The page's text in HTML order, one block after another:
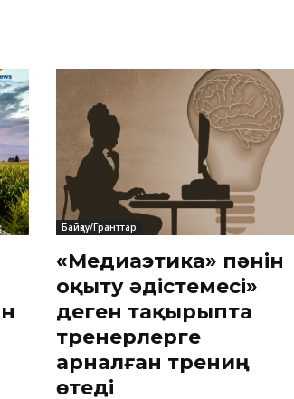
Байқау/Гранттар
«Медиаэтика» пәнін
оқыту әдістемесі»
деген тақырыпта
тренерлерге
арналған трениң
өтеді